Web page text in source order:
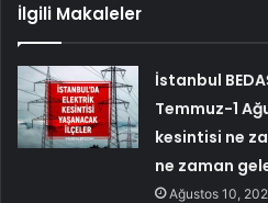
İlgili Makaleler
İstanbul
Temmuz-1
kesintisi ne
ne zaman
Ağustos 10,